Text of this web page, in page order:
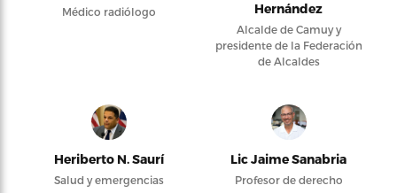
Médico radiólogo
Hernández
Alcalde de Camuy y
presidente de la Federación
de Alcaldes
Heriberto N. Saurí
Salud y emergencias
Lic Jaime Sanabria
Profesor de derecho